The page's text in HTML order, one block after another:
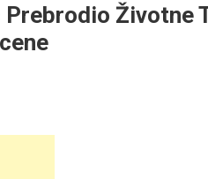
Prebrodio Životne